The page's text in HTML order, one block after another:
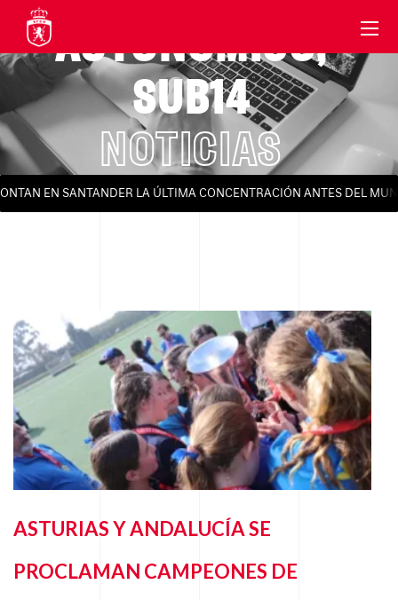
AUTONÓMICO,
SUB14
NOTICIAS
EN SANTANDER LA ÚLTIMA CONCENTRACIÓN ANTES DEL
ASTURIAS Y ANDALUCÍA SE
PROCLAMAN CAMPEONES DE